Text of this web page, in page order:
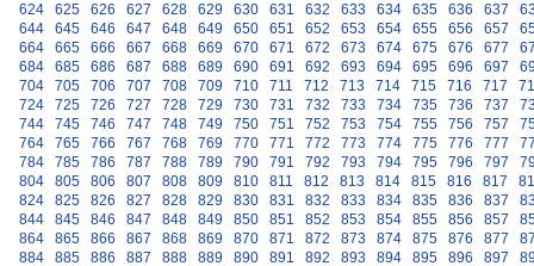
624
625 626 627 628 629 630 631 632 633 634 635 636 637
644
645 646 647 648 649 650 651 652 653 654 655 656 657
664
665 666 667 668 669 670 671 672 673 674 675 676 677
684
685 686 687 688 689 690 691 692 693 694 695 696 697
704
705 706 707 708 709 710 711 712 713 714 715 716 717
724
725 726 727 728 729 730 731 732 733 734 735 736 737
744
745 746 747 748 749 750 751 752 753 754 755 756 757
764
765 766 767 768 769 770 771 772 773 774 775 776 777
784
785 786 787 788 789 790 791 792 793 794 795 796 797
804
805 806 807 808 809 810 811 812 813 814 815 816 817
824
825 826 827 828 829 830 831 832 833 834 835 836 837
844
845 846 847 848 849 850 851 852 853 854 855 856 857
864
865 866 867 868 869 870 871 872 873 874 875 876 877
884
885 886 887 888 889 890 891 892 893 894 895 896 897